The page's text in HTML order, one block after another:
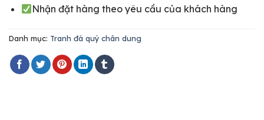
Nhận đặt hàng theo yêu cầu của khách hàng
Danh mục: Tranh đá quý chân dung